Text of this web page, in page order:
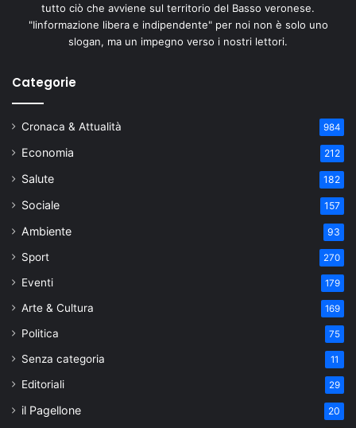
tutto ciò che avviene sul territorio del Basso veronese.
"Iinformazione libera e indipendente" per noi non è solo uno
slogan, ma un impegno verso i nostri lettori.
Categorie
Cronaca & Attualità 984
Economia 212
Salute 182
Sociale 157
Ambiente 93
Sport 270
Eventi 179
Arte & Cultura 169
Politica 75
Senza categoria 11
Editoriali 29
il Pagellone 20